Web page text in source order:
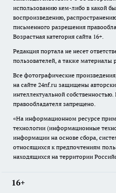
использованию кем-либо в какой
воспроизведению,
письменного разрешения
Возрастная категория сайта 16+.
Редакция портала не несет
пользователей, а также материалы
Все фотографические
на сайте 24nf.ru защищены
интеллектуальной
правообладателя запрещено.
«На информационном ресурсе
технологии (информационные
информации на основе сбора,
относящихся к предпочтениям
находящихся на территории
16+